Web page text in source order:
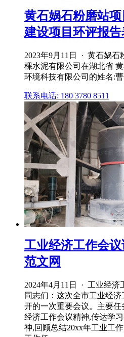
黄石娲石粉磨站项
建设项目环评报告
2023年9月11日 · 黄石娲石
棵水泥有限公司在湖北省
环境科技有限公司的姓名:
联系电话: 180 3780 8511
工业经济工作会议
范文网
2024年4月11日 · 工业经济
同志们：这次全市工业经
开的一次重要会议。主要
经济工作会议精神,传达学
神,回顾总结20xx年工业工